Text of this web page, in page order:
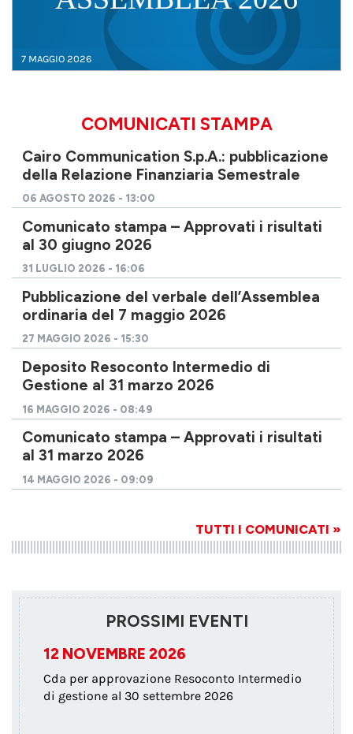
7 MAGGIO 2026
COMUNICATI STAMPA
Cairo Communication S.p.A.: pubblicazione
della Relazione Finanziaria Semestrale
06 AGOSTO 2026 - 13:00
Comunicato stampa – Approvati i risultati
al 30 giugno 2026
31 LUGLIO 2026 - 16:06
Pubblicazione del verbale dell’Assemblea
ordinaria del 7 maggio 2026
27 MAGGIO 2026 - 15:30
Deposito Resoconto Intermedio di
Gestione al 31 marzo 2026
16 MAGGIO 2026 - 08:49
Comunicato stampa – Approvati i risultati
al 31 marzo 2026
14 MAGGIO 2026 - 09:09
TUTTI I COMUNICATI »
PROSSIMI EVENTI
12 NOVEMBRE 2026
Cda per approvazione Resoconto Intermedio
di gestione al 30 settembre 2026